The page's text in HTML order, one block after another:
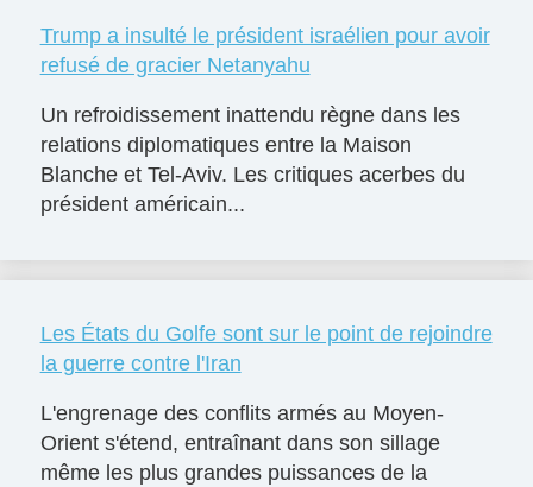
Trump a insulté le président israélien pour avoir
refusé de gracier Netanyahu
Un refroidissement inattendu règne dans les
relations diplomatiques entre la Maison
Blanche et Tel-Aviv. Les critiques acerbes du
président américain...
Les États du Golfe sont sur le point de rejoindre
la guerre contre l'Iran
L'engrenage des conflits armés au Moyen-
Orient s'étend, entraînant dans son sillage
même les plus grandes puissances de la